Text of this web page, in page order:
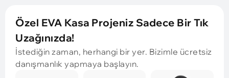
Özel EVA Kasa Projeniz Sadece Bir Tık
Uzağınızda!
İstediğin zaman, herhangi bir yer. Bizimle ücretsiz
danışmanlık yapmaya başlayın.